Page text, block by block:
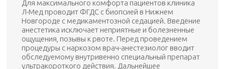
Для максимального комфорта пациентов клиника
Л-Мед проводит ФГДС с биопсией в Нижнем
Новгороде с медикаментозной седацией. Введение
анестетика исключает неприятные и болезненные
ощущения, позывы к рвоте. Перед проведением
процедуры с наркозом врач-анестезиолог вводит
обследуемому внутривенно специальный препарат
ультракороткого действия. Дальнейшее